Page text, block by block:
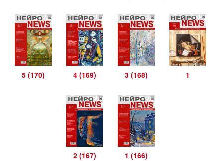
5 (170) 4 (169) 3 (168) 1
2 (167) 1 (166)